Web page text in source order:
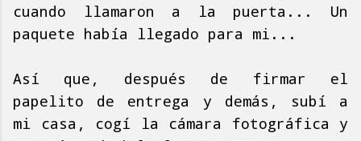
cuando llamaron a la puerta... Un
paquete había llegado para mi...
Así que, después de firmar el
papelito de entrega y demás, subí a
mi casa, cogí la cámara fotográfica y